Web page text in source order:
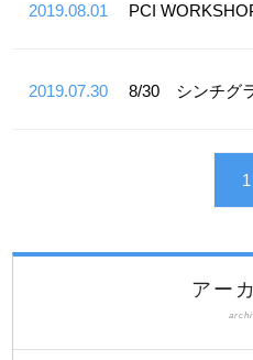
2019.08.01 PCI
2019.07.30 8/30 シンチグ
1
アー